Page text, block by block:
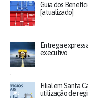
Guia dos
[atualizado]
Entrega
executivo
Filial em Santa
utilização de